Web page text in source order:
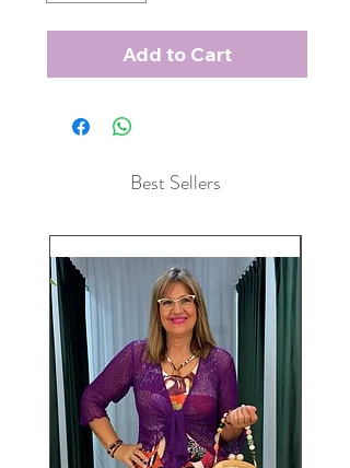
Add to Cart
Best Sellers